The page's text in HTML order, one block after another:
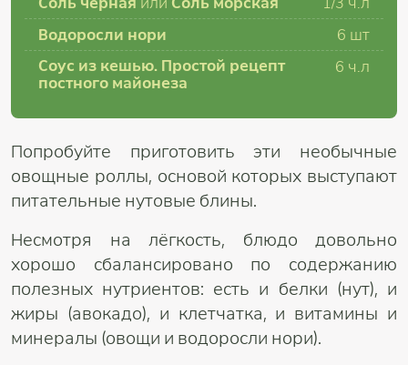
Водоросли нори
6 шт
Соус из кешью. Простой рецепт
постного майонеза
6 ч.л
Попробуйте приготовить эти необычные
овощные роллы, основой которых выступают
питательные нутовые блины.
Несмотря на лёгкость, блюдо довольно
хорошо сбалансировано по содержанию
полезных нутриентов: есть и белки (нут), и
жиры (авокадо), и клетчатка, и витамины и
минералы (овощи и водоросли нори).